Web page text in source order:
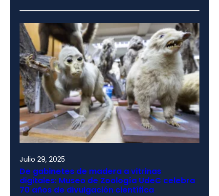
Julio 29, 2025
De gabinetes de madera a vitrinas
digitales: Museo de Zoología UdeC celebra
70 años de divulgación científica